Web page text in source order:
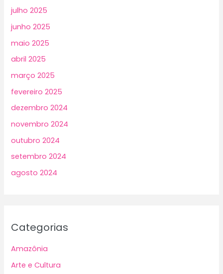
julho 2025
junho 2025
maio 2025
abril 2025
março 2025
fevereiro 2025
dezembro 2024
novembro 2024
outubro 2024
setembro 2024
agosto 2024
Categorias
Amazônia
Arte e Cultura